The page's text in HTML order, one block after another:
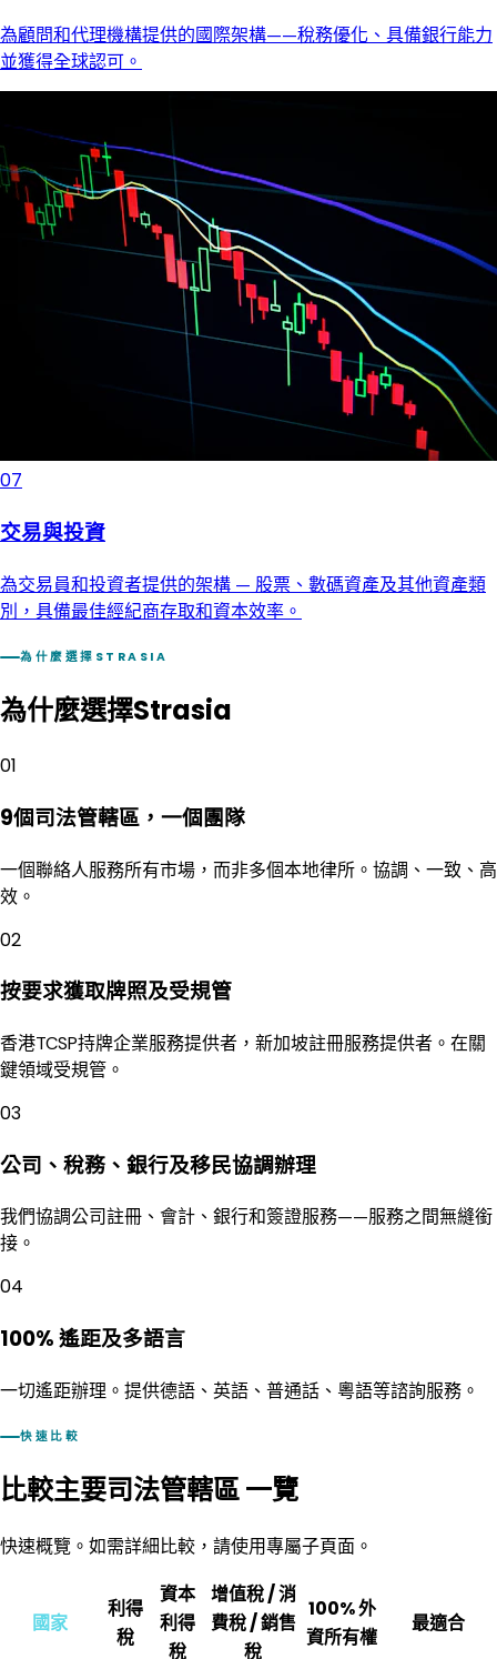
為顧問和代理機構提供的國際架構——稅務優化、具備銀行能力
並獲得全球認可。
07
交易與投資
為交易員和投資者提供的架構 — 股票、數碼資產及其他資產類
別，具備最佳經紀商存取和資本效率。
為什麼選擇STRASIA
為什麼選擇Strasia
01
9個司法管轄區，一個團隊
一個聯絡人服務所有市場，而非多個本地律所。協調、一致、高
效。
02
按要求獲取牌照及受規管
香港TCSP持牌企業服務提供者，新加坡註冊服務提供者。在關
鍵領域受規管。
03
公司、稅務、銀行及移民協調辦理
我們協調公司註冊、會計、銀行和簽證服務——服務之間無縫銜
接。
04
100% 遙距及多語言
一切遙距辦理。提供德語、英語、普通話、粵語等諮詢服務。
快速比較
比較主要司法管轄區一覽
快速概覽。如需詳細比較，請使用專屬子頁面。
國家
利得
稅
資本
利得
稅
增值稅 / 消
費稅 / 銷售
稅
100%外
資所有權
最適合